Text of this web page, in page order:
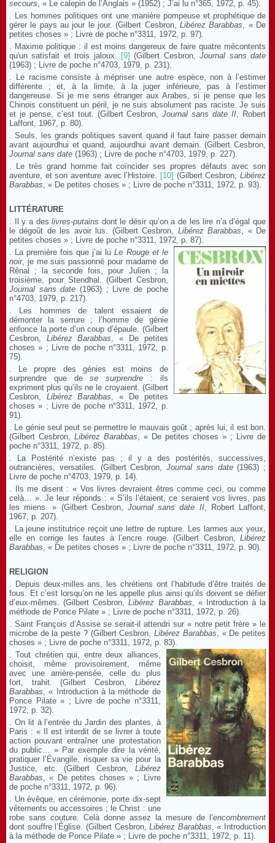
secours, « Le calepin de l’Anglais » (1952) ; J’ai lu n°365, 1972, p. 45).
. Les hommes politiques ont une manière pompeuse et prophétique de
gérer le pays au jour le jour. (Gilbert Cesbron, Libérez Barabbas, « De
petites choses » ; Livre de poche n°3311, 1972, p. 97).
. Maxime politique : il est moins dangereux de faire quatre mécontents
qu'un satisfait et trois jaloux. [9] (Gilbert Cesbron,Journal sans date
(1963) ; Livre de poche n°4703, 1979, p. 231).
. Le racisme consiste à mépriser une autre espèce, non à l’estimer
différente ; et, à la limite, à la juger inférieure, pas à l’estimer
dangereuse. Si je me sens étranger aux Arabes, si je pense que les
Chinois constituent un péril, je ne suis absolument pas raciste. Je suis
et je pense, c’est tout. (Gilbert Cesbron,Journal sans date II, Robert
Laffont, 1967, p. 80).
. Seuls, les grands politiques savent quand il faut faire passer demain
avant aujourdhui et quand, aujourdhui avant demain. (Gilbert Cesbron,
Journal sans date (1963) ; Livre de poche n°4703, 1979, p. 227).
. Le très grand homme fait coïncider ses propres défauts avec son
aventure, et son aventure avec l’Histoire. [10] (Gilbert Cesbron, Libérez
Barabbas, « De petites choses » ; Livre de poche n°3311, 1972, p. 93).
LITTÉRATURE
. Il y a deslivres-putains dont le désir qu’on a de les lire n’a d’égal que
le dégoût de les avoir lus. (Gilbert Cesbron, Libérez Barabbas, « De
petites choses » ; Livre de poche n°3311, 1972, p. 87).
. La première fois que j’ai luLe Rouge et le
noir, je me suis passionné pour madame de
Rênal ; la seconde fois, pour Julien ; la
troisième, pour Stendhal. (Gilbert Cesbron,
Journal sans date (1963) ; Livre de poche
n°4703, 1979, p. 217).
. Les hommes de talent essaient de
démonter la serrure ; l’homme de génie
enfonce la porte d’un coup d’épaule. (Gilbert
Cesbron, Libérez Barabbas, « De petites
choses » ; Livre de poche n°3311, 1972, p.
75).
. Le propre des génies est moins de
surprendre que dese surprendre : ils
expriment plus qu’ils ne le croyaient. (Gilbert
Cesbron, Libérez Barabbas, « De petites
choses » ; Livre de poche n°3311, 1972, p.
91).
. Le génie seul peut se permettre le mauvais goût ; après lui, il est bon.
(Gilbert Cesbron, Libérez Barabbas, « De petites choses » ; Livre de
poche n°3311, 1972, p. 85).
. La Postérité n’existe pas ; il y a des postérités, successives,
outrancières, versatiles. (Gilbert Cesbron, Journal sans date(1963) ;
Livre de poche n°4703, 1979, p. 14).
. Ils me disent : « Vos livres devraient êtres comme ceci, ou comme
celà… ». Je leur réponds : « S’ils l’étaient, ce seraient vos livres, pas
les miens. » (Gilbert Cesbron, Journal sans date II, Robert Laffont,
1967, p. 207).
. La jeune institutrice reçoit une lettre de rupture. Les larmes aux yeux,
elle en corrige les fautes à l’encre rouge. (Gilbert Cesbron, Libérez
Barabbas, « De petites choses » ; Livre de poche n°3311, 1972, p. 90).
RELIGION
. Depuis deux-milles ans, les chrétiens ont l’habitude d’être traités de
fous. Et c’est lorsqu’on ne les appelle plus ainsi qu’ils doivent se défier
d’eux-mêmes. (Gilbert Cesbron,Libérez Barabbas, « Introduction à la
méthode de Ponce Pilate » ; Livre de poche n°3311, 1972, p. 26).
. Saint François d’Assise se serait-il attendri sur « notre petit frère » le
microbe de la peste ? (Gilbert Cesbron,Libérez Barabbas, « De petites
choses » ; Livre de poche n°3311, 1972, p. 83).
. Tout chrétien qui, entre deux alliances,
choisit, même provisoirement, même
avec une arrière-pensée, celle du plus
fort, trahit. (Gilbert Cesbron, Libérez
Barabbas, « Introduction à la méthode de
Ponce Pilate » ; Livre de poche n°3311,
1972, p. 32).
. On lit à l’entrée du Jardin des plantes, à
Paris : « Il est interdit de se livrer à toute
action pouvant entraîner une protestation
du public… » Par exemple dire la vérité,
pratiquer l’Évangile, risquer sa vie pour la
Justice, etc. (Gilbert Cesbron, Libérez
Barabbas, « De petites choses » ; Livre
de poche n°3311, 1972, p. 96).
. Un évêque, en cérémonie, porte dix-sept
vêtements ou accessoires ; le Christ : une
robe sans couture. Celà donne assez la mesure de l’encombrement
dont souffre l’Église. (Gilbert Cesbron,Libérez Barabbas, « Introduction
à la méthode de Ponce Pilate » ; Livre de poche n°3311, 1972, p. 11).